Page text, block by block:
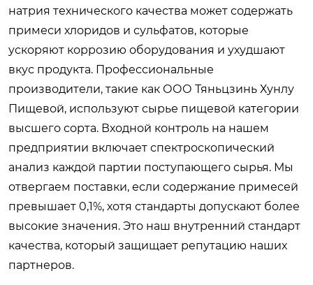
натрия технического качества может содержать
примеси хлоридов и сульфатов, которые
ускоряют коррозию оборудования и ухудшают
вкус продукта. Профессиональные
производители, такие как ООО Тяньцзинь Хунлу
Пищевой, используют сырье пищевой категории
высшего сорта. Входной контроль на нашем
предприятии включает спектроскопический
анализ каждой партии поступающего сырья. Мы
отвергаем поставки, если содержание примесей
превышает 0,1%, хотя стандарты допускают более
высокие значения. Это наш внутренний стандарт
качества, который защищает репутацию наших
партнеров.